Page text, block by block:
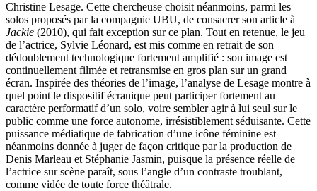
Christine Lesage. Cette chercheuse choisit néanmoins, parmi les
solos proposés par la compagnie UBU, de consacrer son article à
Jackie (2010), qui fait exception sur ce plan. Tout en retenue, le jeu
de l’actrice, Sylvie Léonard, est mis comme en retrait de son
dédoublement technologique fortement amplifié : son image est
continuellement filmée et retransmise en gros plan sur un grand
écran. Inspirée des théories de l’image, l’analyse de Lesage montre à
quel point le dispositif écranique peut participer fortement au
caractère performatif d’un solo, voire sembler agir à lui seul sur le
public comme une force autonome, irrésistiblement séduisante. Cette
puissance médiatique de fabrication d’une icône féminine est
néanmoins donnée à juger de façon critique par la production de
Denis Marleau et Stéphanie Jasmin, puisque la présence réelle de
l’actrice sur scène paraît, sous l’angle d’un contraste troublant,
comme vidée de toute force théâtrale.